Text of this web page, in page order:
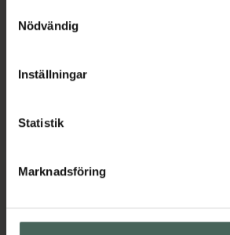
återkalla ditt samtycke via
cookieinställningar. Ett återkallat
lagligheten av behandling som skett
Nödvändig
Inställningar
Statistik
Marknadsföring
Lördag
Söndag